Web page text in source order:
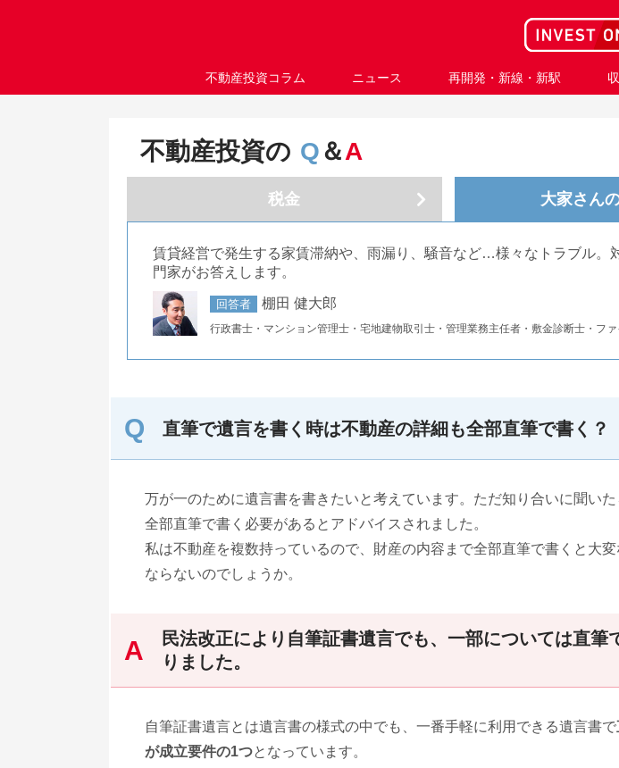
不動産投資コラム ニュース 再開発・新線・新駅
不動産投資の Q＆A
税金 大家さん
賃貸経営で発生する家賃滞納や、雨漏り、騒音など…様々なトラブル。
門家がお答えします。
回答者 棚田 健大郎
行政書士・マンション管理士・宅地建物取引士・管理業務主任者・敷金診断士・フ
直筆で遺言を書く時は不動産の詳細も全部直筆で書く？
万が一のために遺言書を書きたいと考えています。ただ知り合いに聞い
全部直筆で書く必要があるとアドバイスされました。
私は不動産を複数持っているので、財産の内容まで全部直筆で書くと大
ならないのでしょうか。
民法改正により自筆証書遺言でも、一部については直筆
りました。
自筆証書遺言とは遺言書の様式の中でも、一番手軽に利用できる遺言書で
が成立要件の1つとなっています。